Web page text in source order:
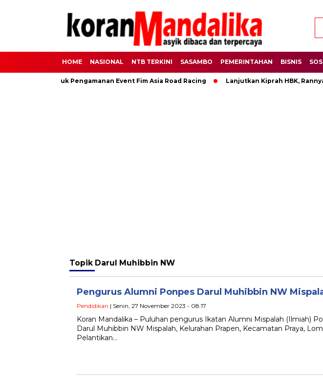
HOME NASIONAL NTB TERKINI SASAMBO PEMERINTAHAN BISNIS
Personel Untuk Pengamanan Event Fim Asia Road Racing Lanjutkan Kiprah HBK, Rannya
Topik Darul Muhibbin NW
Pengurus Alumni Ponpes Darul Muhibbin NW
Pendidikan | Senin, 27 November 2023 - 08:17
Koran Mandalika – Puluhan pengurus Ikatan Alumni Mispalah (Ilmiah)
Darul Muhibbin NW Mispalah, Kelurahan Prapen, Kecamatan Praya,
Pelantikan…